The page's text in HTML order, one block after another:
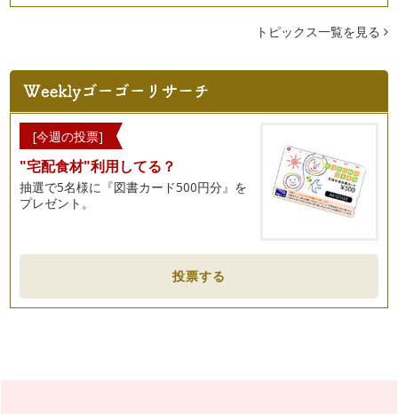
トピックス一覧を見る
[今週の投票]
"宅配食材"利用してる？
抽選で5名様に『図書カード500円分』を
プレゼント。
投票する